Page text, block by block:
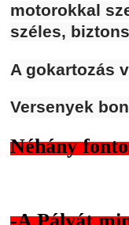
motorokkal
széles,
A gokartozás
Versenyek
Néhány